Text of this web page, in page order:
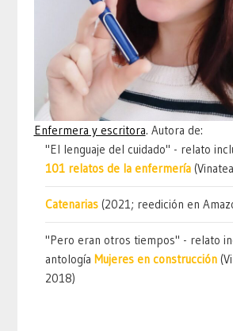
Enfermera y escritora. Autora de:
"El lenguaje del cuidado" - relato
101 relatos de la enfermería
Catenarias (2021; reedición en
"Pero eran otros tiempos" - relato
antología Mujeres en construcción
2018)